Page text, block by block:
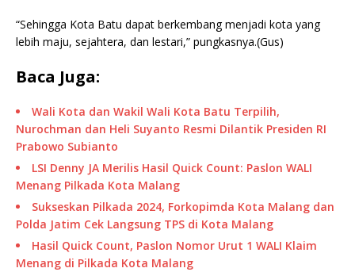
“Sehingga Kota Batu dapat berkembang menjadi kota yang
lebih maju, sejahtera, dan lestari,” pungkasnya.(Gus)
Baca Juga:
Wali Kota dan Wakil Wali Kota Batu Terpilih,
Nurochman dan Heli Suyanto Resmi Dilantik Presiden RI
Prabowo Subianto
LSI Denny JA Merilis Hasil Quick Count: Paslon WALI
Menang Pilkada Kota Malang
Sukseskan Pilkada 2024, Forkopimda Kota Malang dan
Polda Jatim Cek Langsung TPS di Kota Malang
Hasil Quick Count, Paslon Nomor Urut 1 WALI Klaim
Menang di Pilkada Kota Malang